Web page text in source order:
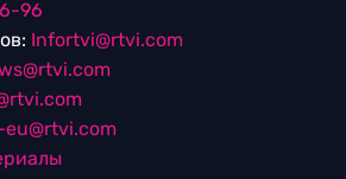
96
Infortvi@rtvi.com